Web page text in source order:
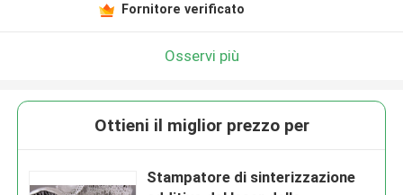
Fornitore verificato
Osservi più
Ottieni il miglior prezzo per
Stampatore di sinterizzazione